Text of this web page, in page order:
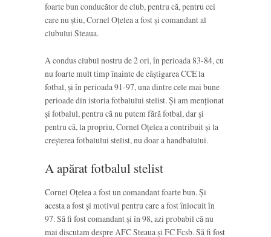
foarte bun conducător de club, pentru că, pentru cei
care nu știu, Cornel Oțelea a fost și comandant al
clubului Steaua.
A condus clubul nostru de 2 ori, în perioada 83-84, cu
nu foarte mult timp înainte de câștigarea CCE la
fotbal, și în perioada 91-97, una dintre cele mai bune
perioade din istoria fotbalului stelist. Și am menționat
și fotbalul, pentru că nu putem fără fotbal, dar și
pentru că, la propriu, Cornel Oțelea a contribuit și la
creșterea fotbalului stelist, nu doar a handbalului.
A apărat fotbalul stelist
Cornel Oțelea a fost un comandant foarte bun. Și
acesta a fost și motivul pentru care a fost înlocuit în
97. Să fi fost comandant și în 98, azi probabil că nu
mai discutam despre AFC Steaua și FC Fcsb. Să fi fost